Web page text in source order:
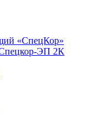
«СпецКор»
ЭП 2К